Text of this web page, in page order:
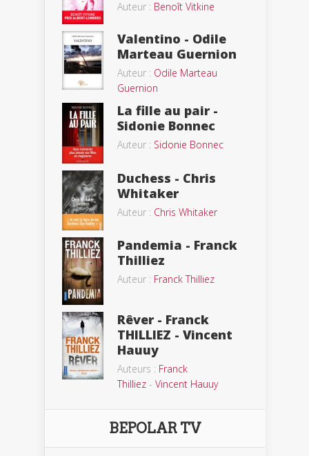
Auteur : Benoît Vitkine
Valentino - Odile
Marteau Guernion
Auteur : Odile Marteau
Guernion
La fille au pair -
Sidonie Bonnec
Auteur : Sidonie Bonnec
Duchess - Chris
Whitaker
Auteur : Chris Whitaker
Pandemia - Franck
Thilliez
Auteur : Franck Thilliez
Rêver - Franck
THILLIEZ - Vincent
Hauuy
Auteurs : Franck
Thilliez - Vincent Hauuy
BEPOLAR TV